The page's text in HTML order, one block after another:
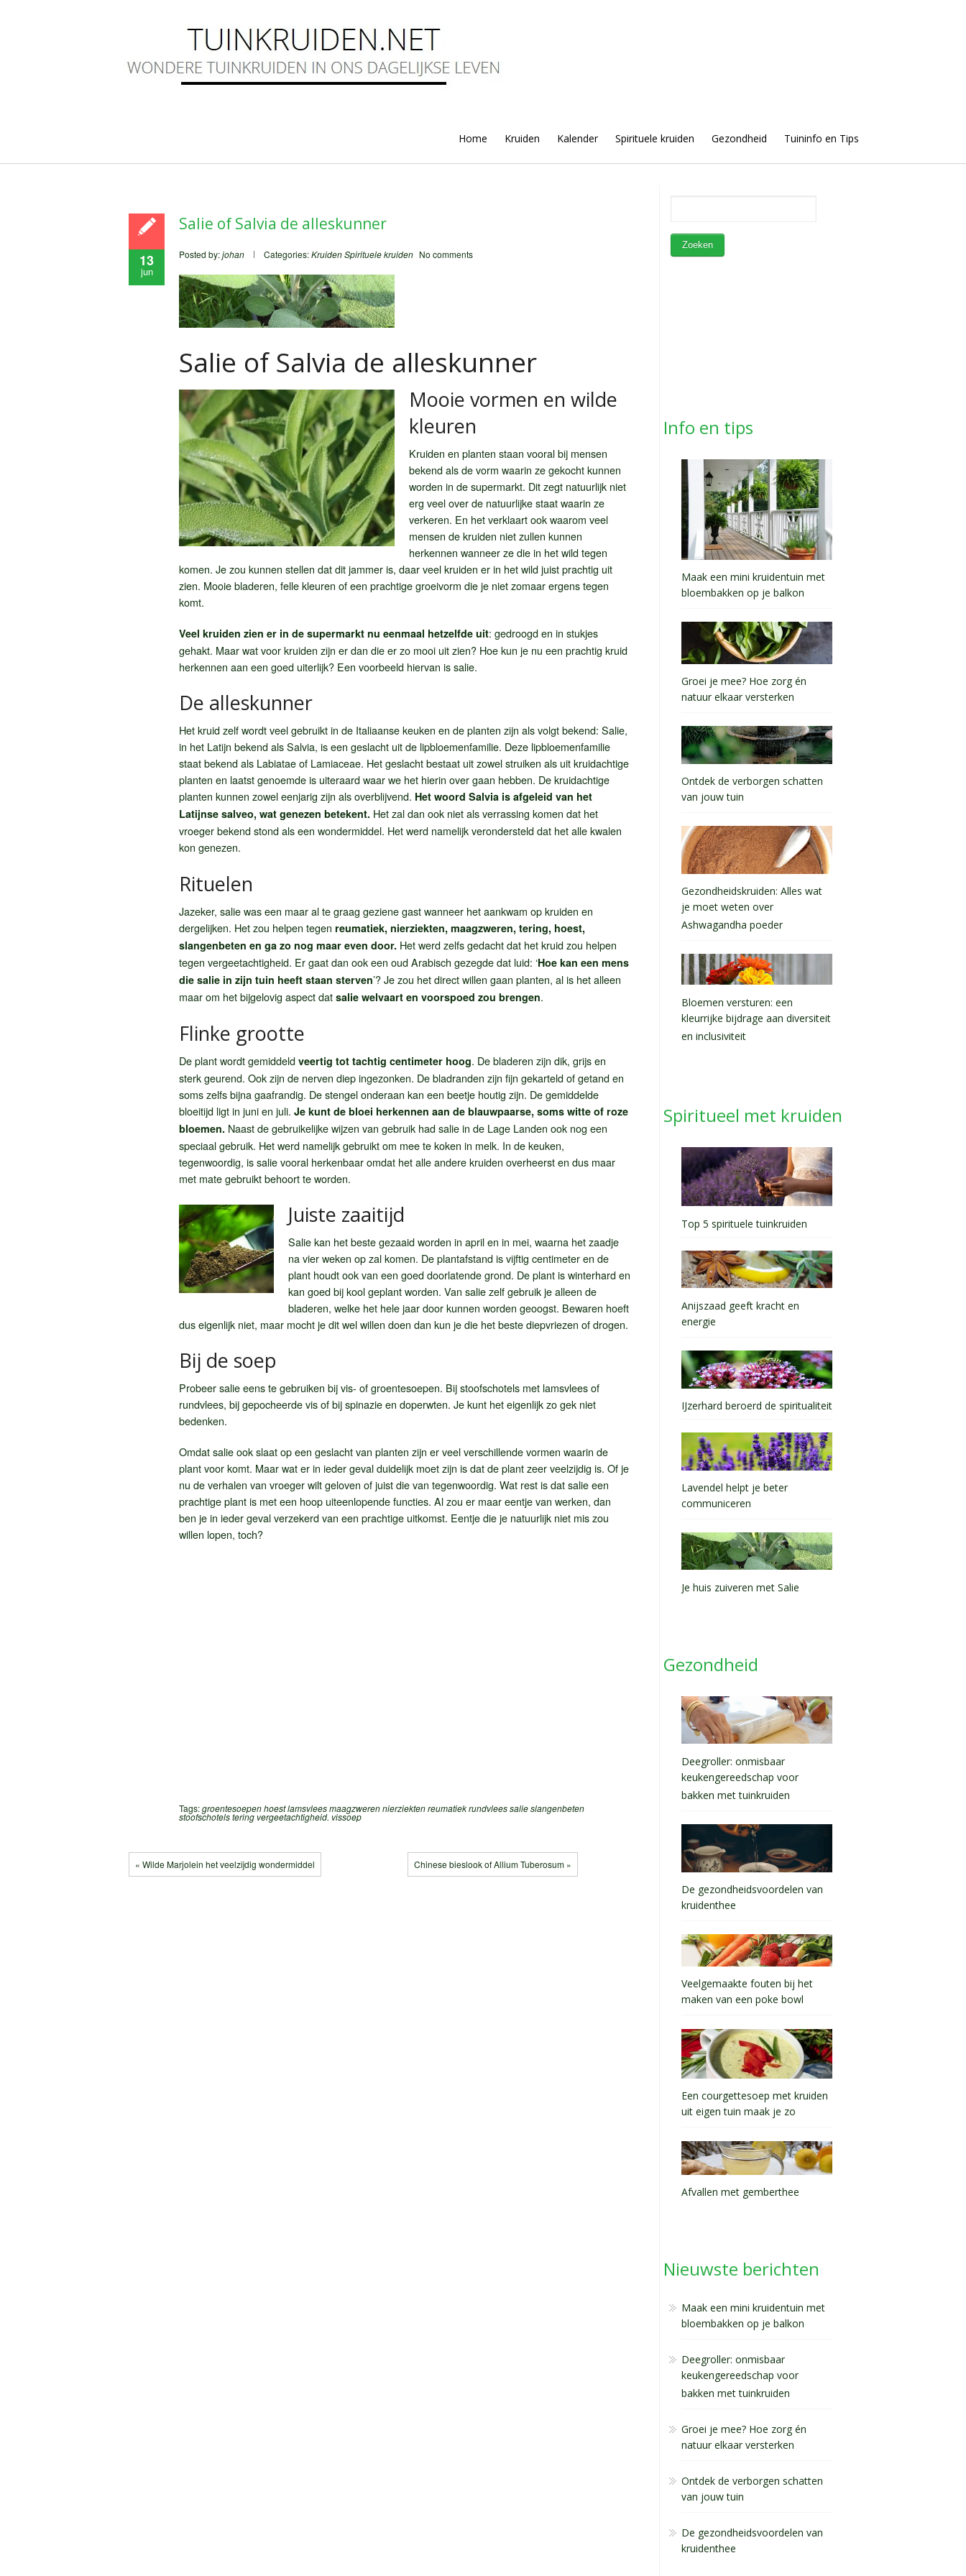
Home Kruiden Kalender Spirituele kruiden Gezondheid Tuininfo en Tips
13
jun
Salie of Salvia de alleskunner
Posted by:johan Categories:KruidenSpirituele kruiden No comments
Salie of Salvia de alleskunner
Mooie vormen en wilde
kleuren
Kruiden en planten staan vooral bij mensen
bekend als de vorm waarin ze gekocht kunnen
worden in de supermarkt. Dit zegt natuurlijk niet
erg veel over de natuurlijke staat waarin ze
verkeren. En het verklaart ook waarom veel
mensen de kruiden niet zullen kunnen
herkennen wanneer ze die in het wild tegen
komen. Je zou kunnen stellen dat dit jammer is, daar veel kruiden er in het wild juist prachtig uit
zien. Mooie bladeren, felle kleuren of een prachtige groeivorm die je niet zomaar ergens tegen
komt.
Veel kruiden zien er in de supermarkt nu eenmaal hetzelfde uit: gedroogd en in stukjes
gehakt. Maar wat voor kruiden zijn er dan die er zo mooi uit zien? Hoe kun je nu een prachtig kruid
herkennen aan een goed uiterlijk? Een voorbeeld hiervan is salie.
De alleskunner
Het kruid zelf wordt veel gebruikt in de Italiaanse keuken en de planten zijn als volgt bekend: Salie,
in het Latijn bekend als Salvia, is een geslacht uit de lipbloemenfamilie. Deze lipbloemenfamilie
staat bekend als Labiatae of Lamiaceae. Het geslacht bestaat uit zowel struiken als uit kruidachtige
planten en laatst genoemde is uiteraard waar we het hierin over gaan hebben. De kruidachtige
planten kunnen zowel eenjarig zijn als overblijvend. Het woord Salvia is afgeleid van het
Latijnse salveo, wat genezen betekent. Het zal dan ook niet als verrassing komen dat het
vroeger bekend stond als een wondermiddel. Het werd namelijk verondersteld dat het alle kwalen
kon genezen.
Rituelen
Jazeker, salie was een maar al te graag geziene gast wanneer het aankwam op kruiden en
dergelijken. Het zou helpen tegen reumatiek, nierziekten, maagzweren, tering, hoest,
slangenbeten en ga zo nog maar even door. Het werd zelfs gedacht dat het kruid zou helpen
tegen vergeetachtigheid. Er gaat dan ook een oud Arabisch gezegde dat luid: ‘Hoe kan een mens
die salie in zijn tuin heeft staan sterven’? Je zou het direct willen gaan planten, al is het alleen
maar om het bijgelovig aspect dat salie welvaart en voorspoed zou brengen.
Flinke grootte
De plant wordt gemiddeld veertig tot tachtig centimeter hoog. De bladeren zijn dik, grijs en
sterk geurend. Ook zijn de nerven diep ingezonken. De bladranden zijn fijn gekarteld of getand en
soms zelfs bijna gaafrandig. De stengel onderaan kan een beetje houtig zijn. De gemiddelde
bloeitijd ligt in juni en juli. Je kunt de bloei herkennen aan de blauwpaarse, soms witte of roze
bloemen. Naast de gebruikelijke wijzen van gebruik had salie in de Lage Landen ook nog een
speciaal gebruik. Het werd namelijk gebruikt om mee te koken in melk. In de keuken,
tegenwoordig, is salie vooral herkenbaar omdat het alle andere kruiden overheerst en dus maar
met mate gebruikt behoort te worden.
Juiste zaaitijd
Salie kan het beste gezaaid worden in april en in mei, waarna het zaadje
na vier weken op zal komen. De plantafstand is vijftig centimeter en de
plant houdt ook van een goed doorlatende grond. De plant is winterhard en
kan goed bij kool geplant worden. Van salie zelf gebruik je alleen de
bladeren, welke het hele jaar door kunnen worden geoogst. Bewaren hoeft
dus eigenlijk niet, maar mocht je dit wel willen doen dan kun je die het beste diepvriezen of drogen.
Bij de soep
Probeer salie eens te gebruiken bij vis- of groentesoepen. Bij stoofschotels met lamsvlees of
rundvlees, bij gepocheerde vis of bij spinazie en doperwten. Je kunt het eigenlijk zo gek niet
bedenken.
Omdat salie ook slaat op een geslacht van planten zijn er veel verschillende vormen waarin de
plant voor komt. Maar wat er in ieder geval duidelijk moet zijn is dat de plant zeer veelzijdig is. Of je
nu de verhalen van vroeger wilt geloven of juist die van tegenwoordig. Wat rest is dat salie een
prachtige plant is met een hoop uiteenlopende functies. Al zou er maar eentje van werken, dan
ben je in ieder geval verzekerd van een prachtige uitkomst. Eentje die je natuurlijk niet mis zou
willen lopen, toch?
Tags:groentesoepenhoestlamsvleesmaagzwerennierziektenreumatiekrundvleessalieslangenbeten
stoofschotelstering vergeetachtigheid. vissoep
« Wilde Marjolein het veelzijdig wondermiddel Chinese bieslook of Allium Tuberosum »
Info en tips
Maak een mini kruidentuin met
bloembakken op je balkon
Groei je mee? Hoe zorg én
natuur elkaar versterken
Ontdek de verborgen schatten
van jouw tuin
Gezondheidskruiden: Alles wat
je moet weten over
Ashwagandha poeder
Bloemen versturen: een
kleurrijke bijdrage aan diversiteit
en inclusiviteit
Spiritueel met kruiden
Top 5 spirituele tuinkruiden
Anijszaad geeft kracht en
energie
IJzerhard beroerd de spiritualiteit
Lavendel helpt je beter
communiceren
Je huis zuiveren met Salie
Gezondheid
Deegroller: onmisbaar
keukengereedschap voor
bakken met tuinkruiden
De gezondheidsvoordelen van
kruidenthee
Veelgemaakte fouten bij het
maken van een poke bowl
Een courgettesoep met kruiden
uit eigen tuin maak je zo
Afvallen met gemberthee
Nieuwste berichten
Maak een mini kruidentuin met
bloembakken op je balkon
Deegroller: onmisbaar
keukengereedschap voor
bakken met tuinkruiden
Groei je mee? Hoe zorg én
natuur elkaar versterken
Ontdek de verborgen schatten
van jouw tuin
De gezondheidsvoordelen van
kruidenthee